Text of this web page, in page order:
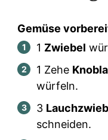
Gemüse
1 Zwiebel
1 Zehe
würfeln.
3
schneiden.